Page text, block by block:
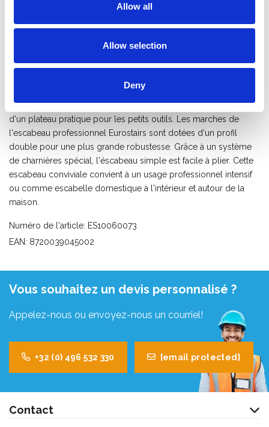
Allow all
Allow selection
Deny
Description
Escabeau professionnel Eurostairs
avec 12 marches
L'escabeau Eurostairs en aluminium avec 12 marches est léger
et possède un revêtement anti-salissures. L'escabeau est doté
d'un plateau pratique pour les petits outils. Les marches de
l'escabeau professionnel Eurostairs sont dotées d'un profil
double pour une plus grande robustesse. Grâce à un système
de charnières spécial, l'éscabeau simple est facile à plier. Cette
escabeau conviviale convient à un usage professionnel intensif
ou comme escabelle domestique à l'intérieur et autour de la
maison.
Numéro de l'article: ES10060073
EAN: 8720039045002
Vous souhaitez un devis personnalisé ?
Appelez-nous ou envoyez-nous un courriel!
+32 (0) 496 532 330 [email protected]
Contact